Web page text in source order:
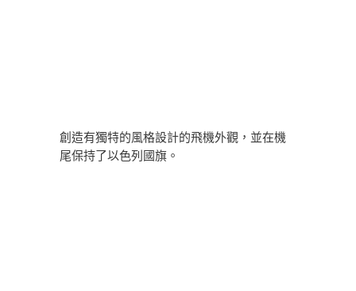
創造有獨特的風格設計的飛機外觀，並在機
尾保持了以色列國旗。